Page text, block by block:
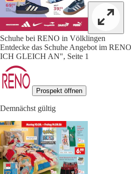
Schuhe bei RENO in Völklingen
Entdecke das Schuhe Angebot im
ICH GLEICH AN", Seite 1
Prospekt öffnen
Demnächst gültig